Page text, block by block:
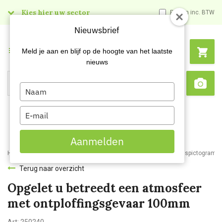
Kies hier uw sector Prijzen inc. BTW
Search
Menu
Home Webshop Veiligheidsartikelen Signalisatie
Terug naar overzicht
Opgelet u betreedt een atmosfeer
met ontploffingsgevaar 100mm
Nieuwsbrief
Meld je aan en blijf op de hoogte van het laatste
nieuws
Type
your
name
Type
your
email
Aanmelden